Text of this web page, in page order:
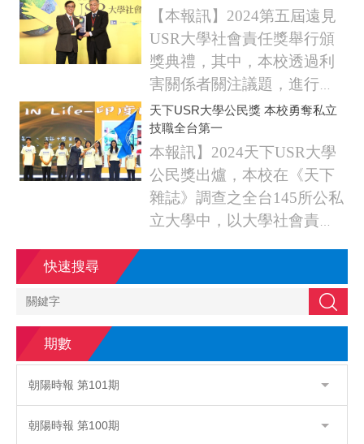
獎，勇奪2金2銀1特別獎的好
成績，展現師生豐沛的研發
實力。校長鄭道明表示，師
生發明作品在國際發明展上
嶄露頭角...
【本報訊】2024第五屆遠見
USR大學社會責任獎舉行頒
獎典禮，其中，本校透過利
害關係者關注議題，進行氣
候變遷及財務相關揭露，致
力推動永續發展目標，彰顯
在大學治理、環境保護及社
會責任之綜合性影響力，展
現實踐SDGs之傑出成果，獲
頒永續報告書楷...
天下USR大學公民獎 本校勇奪私立
技職全台第一
本報訊】2024天下USR大學
公民獎出爐，本校在《天下
雜誌》調查之全台145所公私
立大學中，以大學社會責任
一，展現亮眼的績效。
天下USR大學公民獎為國
主要參考英國...
快速搜尋
搜尋
期數
朝陽時報 第101期
朝陽時報 第100期